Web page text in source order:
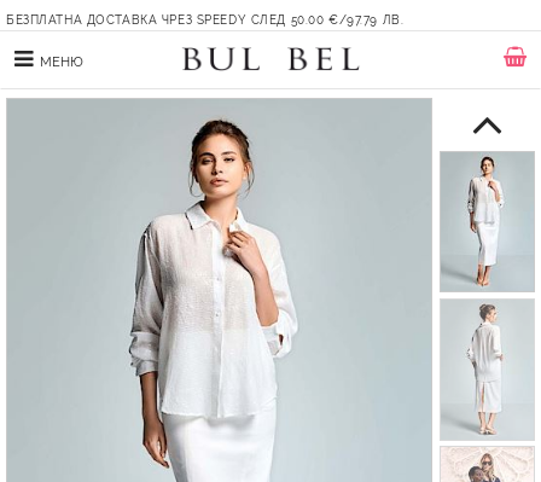
БЕЗПЛАТНА ДОСТАВКА ЧРЕЗ SPEEDY СЛЕД 50.00 €/97.79 ЛВ.
МЕНЮ